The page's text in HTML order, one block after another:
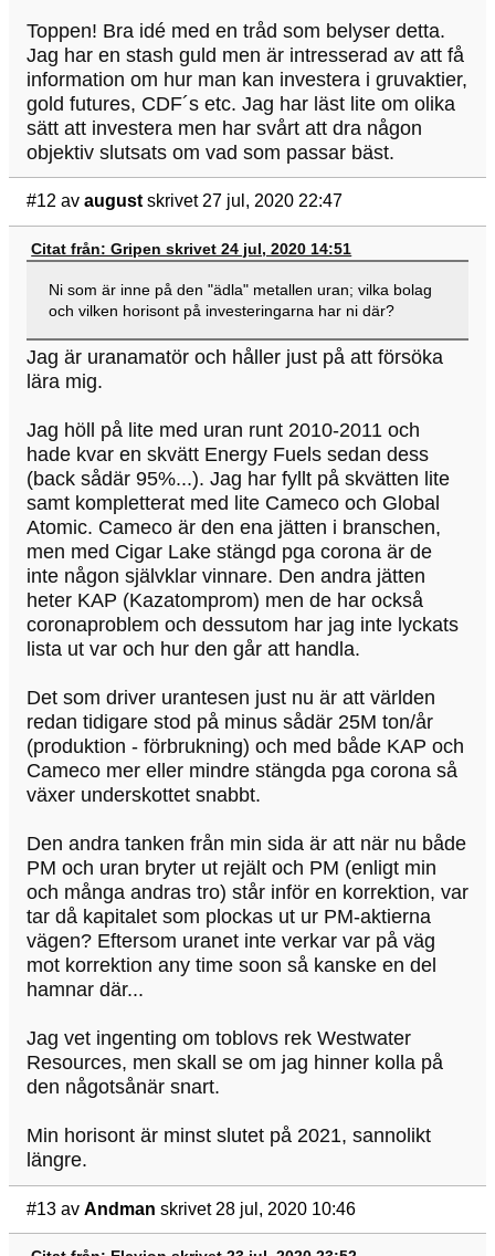
Toppen! Bra idé med en tråd som belyser detta.
Jag har en stash guld men är intresserad av att få
information om hur man kan investera i gruvaktier,
gold futures, CDF´s etc. Jag har läst lite om olika
sätt att investera men har svårt att dra någon
objektiv slutsats om vad som passar bäst.
#12 av august skrivet 27 jul, 2020 22:47
Citat från: Gripen skrivet 24 jul, 2020 14:51
Ni som är inne på den "ädla" metallen uran; vilka bolag
och vilken horisont på investeringarna har ni där?
Jag är uranamatör och håller just på att försöka
lära mig.
Jag höll på lite med uran runt 2010-2011 och
hade kvar en skvätt Energy Fuels sedan dess
(back sådär 95%...). Jag har fyllt på skvätten lite
samt kompletterat med lite Cameco och Global
Atomic. Cameco är den ena jätten i branschen,
men med Cigar Lake stängd pga corona är de
inte någon självklar vinnare. Den andra jätten
heter KAP (Kazatomprom) men de har också
coronaproblem och dessutom har jag inte lyckats
lista ut var och hur den går att handla.
Det som driver urantesen just nu är att världen
redan tidigare stod på minus sådär 25M ton/år
(produktion - förbrukning) och med både KAP och
Cameco mer eller mindre stängda pga corona så
växer underskottet snabbt.
Den andra tanken från min sida är att när nu både
PM och uran bryter ut rejält och PM (enligt min
och många andras tro) står inför en korrektion, var
tar då kapitalet som plockas ut ur PM-aktierna
vägen? Eftersom uranet inte verkar var på väg
mot korrektion any time soon så kanske en del
hamnar där...
Jag vet ingenting om toblovs rek Westwater
Resources, men skall se om jag hinner kolla på
den någotsånär snart.
Min horisont är minst slutet på 2021, sannolikt
längre.
#13 av Andman skrivet 28 jul, 2020 10:46